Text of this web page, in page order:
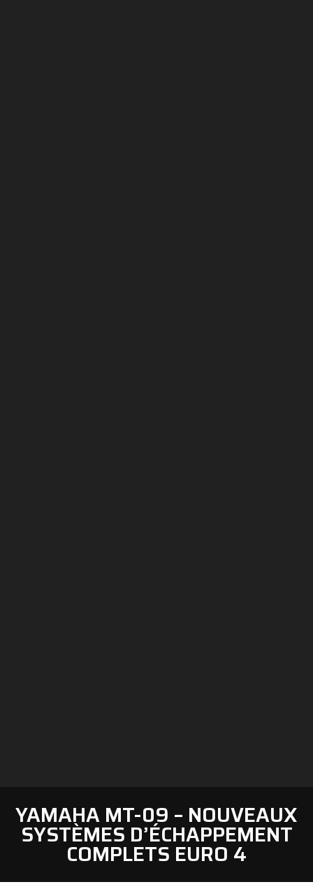
YAMAHA MT-09 – NOUVEAUX
SYSTÈMES D’ÉCHAPPEMENT
COMPLETS EURO 4